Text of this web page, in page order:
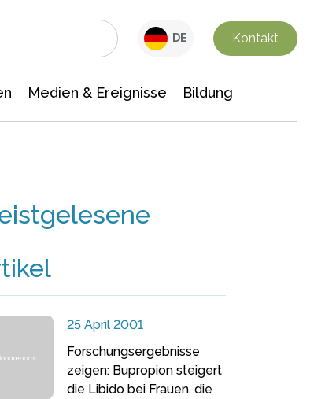
DE Kontakt
Medien & Ereignisse Bildung
25 April 2001
Forschungsergebnisse
zeigen: Bupropion steigert
die Libido bei Frauen, die